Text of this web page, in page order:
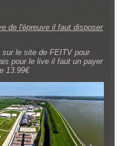
de l'épreuve il faut disposer
le site de FEITV pour
pour le live il faut un payer
13.99€